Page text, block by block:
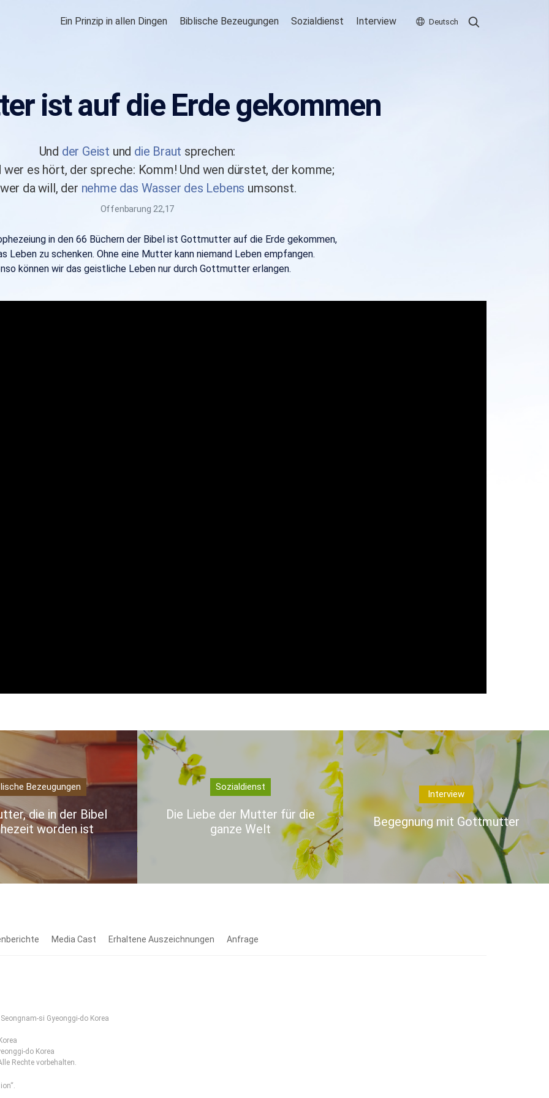
Ein Prinzip in allen Dingen Biblische Bezeugungen Sozialdienst Interview Deutsch Search
Search
ist auf die Erde gekommen
Und der Geist und die Braut sprechen:
wer es hört, der spreche: Komm! Und wen dürstet, der komme;
da will, der nehme das Wasser des Lebens umsonst.
Offenbarung 22,17
in den 66 Büchern der Bibel ist Gottmutter auf die Erde gekommen,
Leben zu schenken. Ohne eine Mutter kann niemand Leben empfangen.
können wir das geistliche Leben nur durch Gottmutter erlangen.
Bezeugungen
die in der Bibel
worden ist
Sozialdienst
Die Liebe der Mutter für die
ganze Welt
Interview
Begegnung mit Gottmutter
Media Cast Erhaltene Auszeichnungen Anfrage
si Gyeonggi-do Korea
do Korea
Rechte vorbehalten.